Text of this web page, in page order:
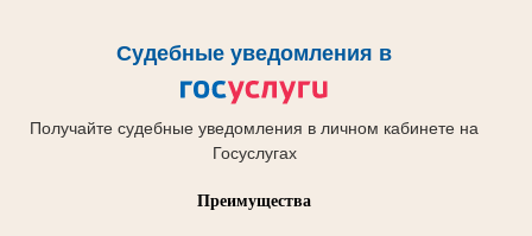
Судебные уведомления в
Получайте судебные уведомления в личном кабинете на
Госуслугах
Преимущества